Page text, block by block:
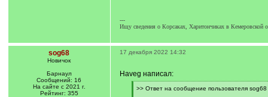
---
Ищу сведения о Корсаках, Харитончиках в Кемеровской
sog68
Новичок
Барнаул
Сообщений: 16
На сайте с 2021 г.
Рейтинг: 355
17 декабря 2022 14:32
Haveg написал:
[>> Ответ на сообщение пользователя